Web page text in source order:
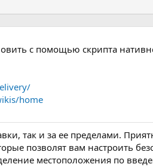
с помощью скрипта
home
так и за ее пределами.
позволят вам настроить
местоположения по